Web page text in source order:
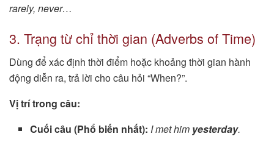
rarely, never…
3. Trạng từ chỉ thời gian (Adverbs of Time)
Dùng để xác định thời điểm hoặc khoảng thời gian hành
động diễn ra, trả lời cho câu hỏi “When?”.
Vị trí trong câu:
Cuối câu (Phổ biến nhất): I met him yesterday.